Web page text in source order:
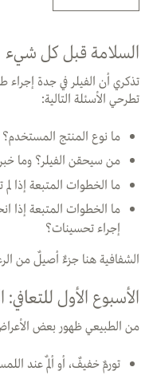
السلامة قبل كل شيء
تذكري أن الفيلر في جدة
تطرحي الأسئلة التالية:
ما نوع المنتج
من سيحقن الفيلر؟ وما
ما الخطوات المتبعة إذا
ما الخطوات المتبعة إذا
إجراء تحسينات؟
الشفافية هنا جزءٌ أصيلٌ من
الأسبوع الأول
من الطبيعي ظهور بعض الأعراض
تورمٌ خفيفٌ، أو ألمٌ عند